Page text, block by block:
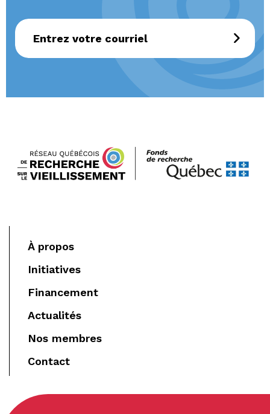
À propos
Initiatives
Financement
Actualités
Nos membres
Contact